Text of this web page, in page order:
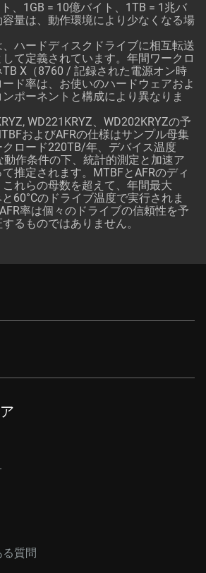
、1GB = 10億バイト、1TB = 1兆バ
量は、動作環境により少なくなる場
ハードディスクドライブに相互転送
て定義されています。年間ワークロ
X（8760 / 記録された電源オン時
ド率は、お使いのハードウェアおよ
ポーネントと構成により異なりま
WD221KRYZ、WD202KRYZの予
およびAFRの仕様はサンプル母集
ロード220TB/年、デバイス温度
動作条件の下、統計的測定と加速ア
推定されます。MTBFとAFRのディ
れらの母数を超えて、年間最大
60°Cのドライブ温度で実行されま
率は個々のドライブの信頼性を予
るものではありません。
質問